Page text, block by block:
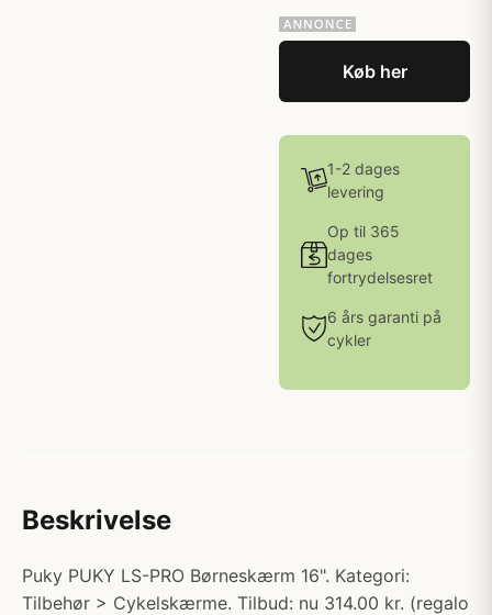
Køb her
1-2 dages
levering
Op til 365
dages
fortrydelsesret
6 års garanti på
cykler
Beskrivelse
Puky PUKY LS-PRO Børneskærm 16". Kategori:
Tilbehør > Cykelskærme. Tilbud: nu 314.00 kr. (regalo